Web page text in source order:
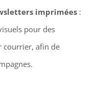
imprimées:
pour des
courrier, afin de